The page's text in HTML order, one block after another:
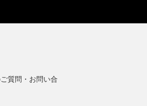
質問・お問い合